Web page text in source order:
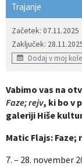
Trajanje
Začetek: 07.11.2025
Zaključek:
Dodaj v moj
Vabimo vas na
Faze; rejv, ki bo v
galeriji Hiše
Matic Flajs: Faze;
7. – 28. november